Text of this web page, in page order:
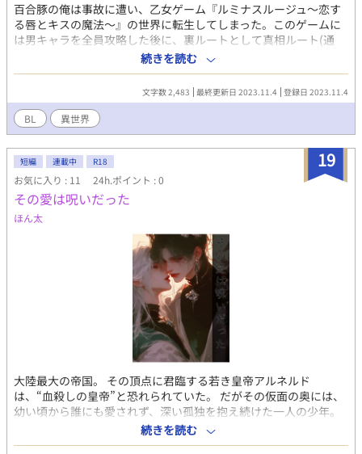
百合豚の俺は事故に遭い、乙女ゲーム『ルミナスルージュ～恋す
る唇とキスの魔法～』の世界に転生してしまった。このゲームに
は男キャラを全員攻略した後に、裏ルートとして真相ルート(通
称、ライバルお嬢様との百合ルート)が存在する。そして生前は百
合豚だった俺は百合ルートの為だけに乙女ゲームを全員攻略し
た……。 転生後はヒロインのライバルポジのお嬢様の弟になって
いた俺。 この弟は公式スチルにも腐向け勘違わせシーンがあり、
二次創作ではヒロインについで総受けとして描かれる美少年。 つ
まり、俺が本編開始前に全男キャラを攻略することで確定でヒロ
インと令嬢は百合ルートに入るというワケだ。 そうと決まればや
る事は一つ。 身体でも何でも使って野郎どもを篭絡するの
だ……！！
続きを読む
文字数 2,483 最終更新日 2023.11.4 登録日 2023.11.4
BL 異世界
19
短編 連載中 R18
お気に入り : 11 24h.ポイント : 0
その愛は呪いだった
ほん太
大陸最大の帝国。 その頂点に君臨する若き皇帝アルネルド
は、“血殺しの皇帝”と恐れられていた。 だがその仮面の奥には、
幼い頃から誰にも愛されず、深い孤独を抱え続けた一人の少年。
そんな彼を拾い上げたのは、神殿の主・エルレナード。 優しく穏
やかなその男は、人々から絶大な信仰を集める存在だった。 だが
続きを読む